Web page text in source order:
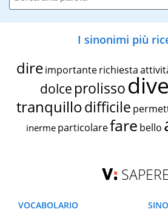
I sinonimi più
dire importante richiesta
dolce prolisso
tranquillodifficile
inerme particolarefare bello
VOCABOLARIO